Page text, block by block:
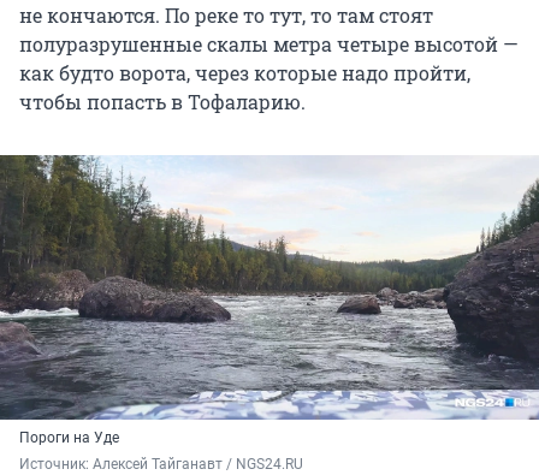
не кончаются. По реке то тут, то там стоят
полуразрушенные скалы метра четыре высотой —
как будто ворота, через которые надо пройти,
чтобы попасть в Тофаларию.
Пороги на Уде
Источник: Алексей Тайганавт / NGS24.RU